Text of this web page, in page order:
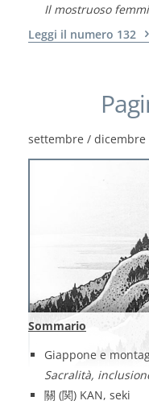
Il mostruoso
Leggi il numero 132
settembre / dicembre
Sommario
Giappone e
Sacralità,
關 (関) KAN, seki